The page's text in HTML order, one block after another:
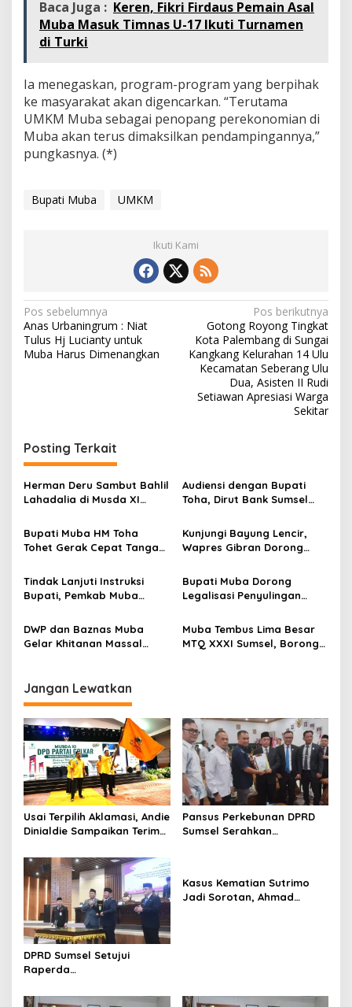
Baca Juga : Keren, Fikri Firdaus Pemain Asal
Muba Masuk Timnas U-17 Ikuti Turnamen
di Turki
Ia menegaskan, program-program yang berpihak
ke masyarakat akan digencarkan. “Terutama
UMKM Muba sebagai penopang perekonomian di
Muba akan terus dimaksilkan pendampingannya,”
pungkasnya. (*)
Bupati Muba UMKM
Ikuti Kami
N
a
v
s
i
p
s
Pos sebelumnya
Anas Urbaningrum : Niat
Tulus Hj Lucianty untuk
Muba Harus Dimenangkan
Pos berikutnya
Gotong Royong Tingkat
Kota Palembang di Sungai
Kangkang Kelurahan 14 Ulu
Kecamatan Seberang Ulu
Dua, Asisten II Rudi
Setiawan Apresiasi Warga
Sekitar
Posting Terkait
Herman Deru Sambut Bahlil
Lahadalia di Musda XI
Sinergi Percepat
Pembangunan Daerah
Audiensi dengan Bupati
Toha, Dirut Bank Sumsel
Dukung Pembangunan
Muba
Bupati Muba HM Toha
Tohet Gerak Cepat Tangani
Langsung Terima Bantuan
Darurat
Kunjungi Bayung Lencir,
Wapres Gibran Dorong
Sumatra
Tindak Lanjuti Instruksi
Bupati, Pemkab Muba
Validasi Aset Daerah
Bupati Muba Dorong
Legalisasi Penyulingan
Kearifan Lokal Harus
Memiliki Kepastian Hukum
dan Berdaya Saing
DWP dan Baznas Muba
Gelar Khitanan Massal
Generasi Sehat
Muba Tembus Lima Besar
MTQ XXXI Sumsel, Borong
Jangan Lewatkan
Usai Terpilih Aklamasi, Andie
Dinialdie Sampaikan Terima
Kader Golkar Sumsel
Pansus Perkebunan DPRD
Sumsel Serahkan
DPRD Sumsel Setujui
Raperda
2025, Banggar Soroti
Kasus Kematian Sutrimo
Jadi Sorotan, Ahmad